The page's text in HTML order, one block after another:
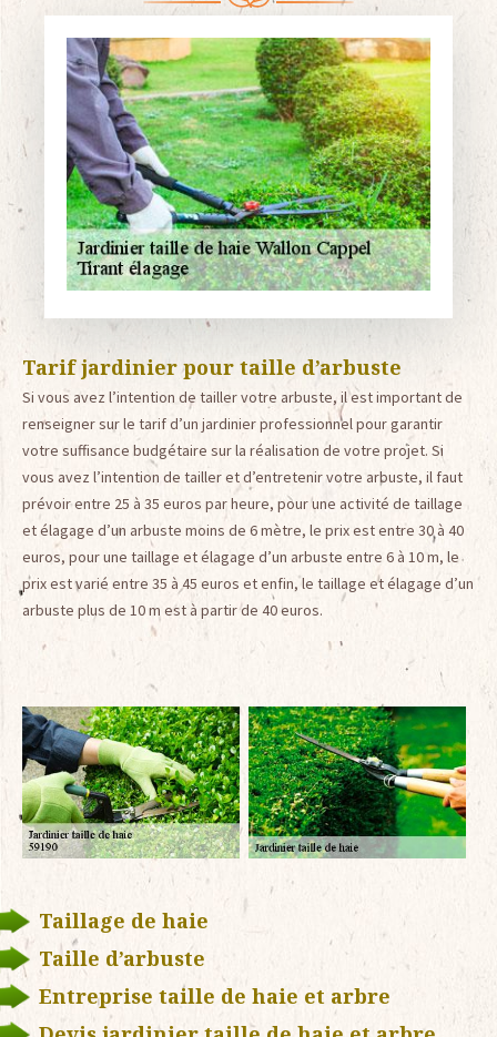
Tarif jardinier pour taille d’arbuste
Si vous avez l’intention de tailler votre arbuste, il est important de
renseigner sur le tarif d’un jardinier professionnel pour garantir
votre suffisance budgétaire sur la réalisation de votre projet. Si
vous avez l’intention de tailler et d’entretenir votre arbuste, il faut
prévoir entre 25 à 35 euros par heure, pour une activité de taillage
et élagage d’un arbuste moins de 6 mètre, le prix est entre 30 à 40
euros, pour une taillage et élagage d’un arbuste entre 6 à 10 m, le
prix est varié entre 35 à 45 euros et enfin, le taillage et élagage d’un
arbuste plus de 10 m est à partir de 40 euros.
Taillage de haie
Taille d’arbuste
Entreprise taille de haie et arbre